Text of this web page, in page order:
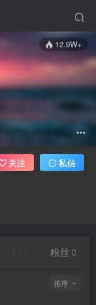
12.9W+
关注 私信
粉丝 0
排序